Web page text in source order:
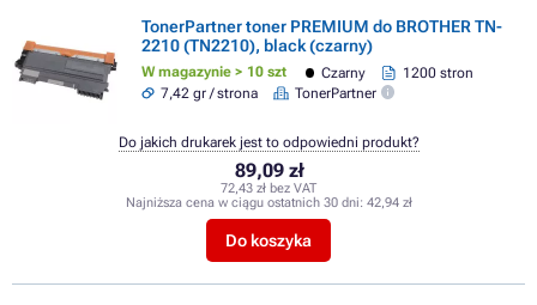
TonerPartner toner PREMIUM do BROTHER TN-
2210 (TN2210), black (czarny)
W magazynie > 10 szt Czarny
1200 stron
7,42 gr / strona
TonerPartner
89,09 zł
72,43 zł bez VAT
Najniższa cena w ciągu ostatnich 30 dni: 42,94 zł
Do koszyka
Do jakich drukarek jest to odpowiedni produkt?